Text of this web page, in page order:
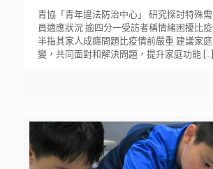
青協「青年違法防治中心」 研究探討特殊
員適應狀況 逾四分一受訪者稱情緒困擾比
半指其家人成癮問題比疫情前嚴重 建議家
變，共同面對和解決問題，提升家庭功能 […]